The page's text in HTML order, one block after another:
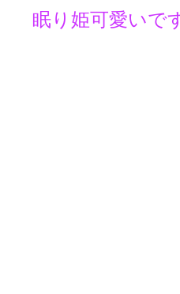
眠り姫可愛いで